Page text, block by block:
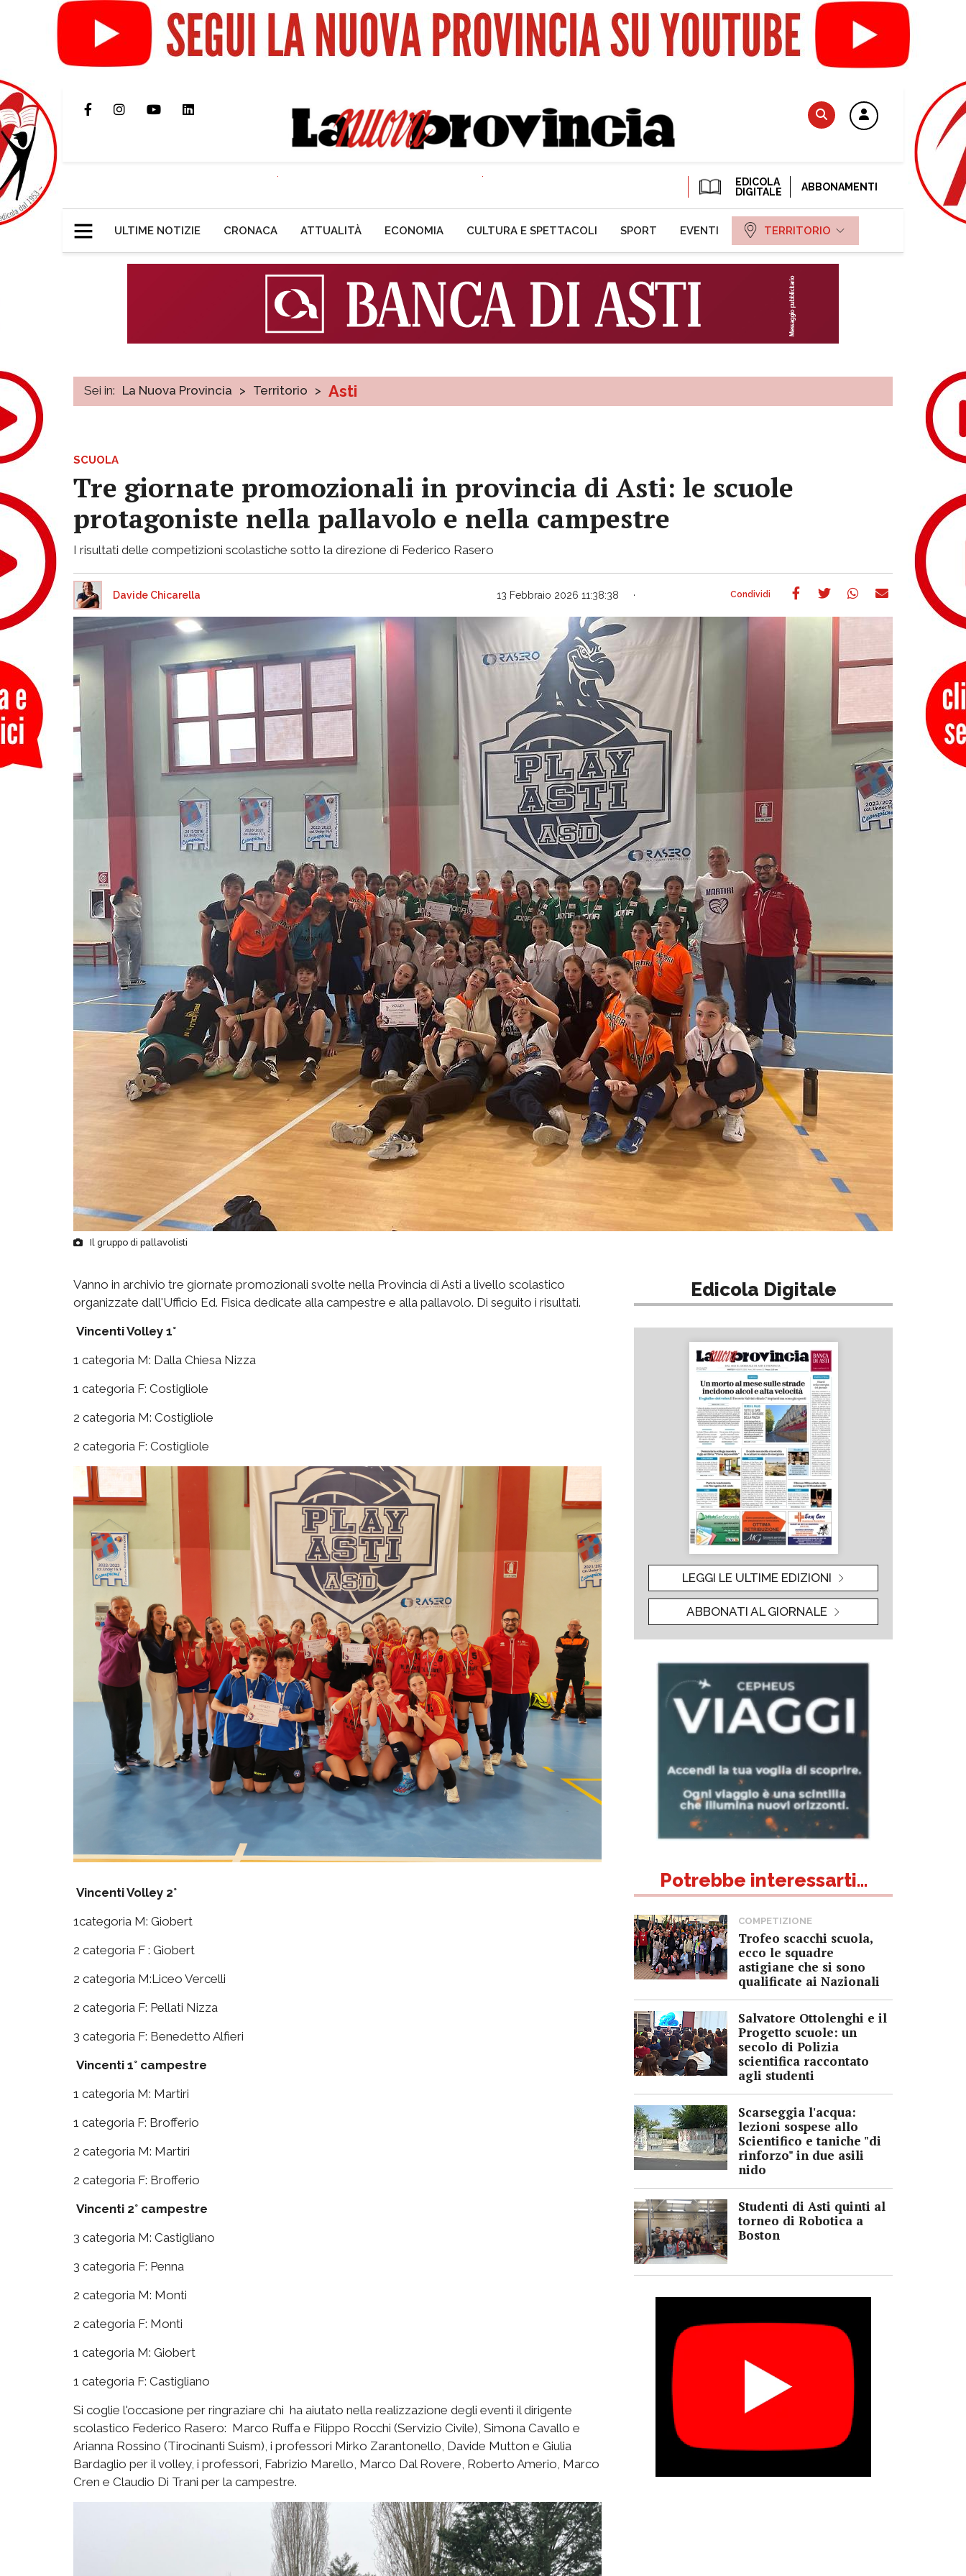
EDICOLA
DIGITALE
ABBONAMENTI
ULTIME NOTIZIE CRONACA ATTUALITÀ ECONOMIA CULTURA E SPETTACOLI SPORT EVENTI TERRITORIO
Sei in: La Nuova Provincia > Territorio > Asti
SCUOLA
Tre giornate promozionali in provincia di Asti: le scuole
protagoniste nella pallavolo e nella campestre
I risultati delle competizioni scolastiche sotto la direzione di Federico Rasero
Davide Chicarella 13 Febbraio 2026 11:38:38
Il gruppo di pallavolisti
Vanno in archivio tre giornate promozionali svolte nella Provincia di Asti a livello scolastico
organizzate dall'Ufficio Ed. Fisica dedicate alla campestre e alla pallavolo. Di seguito i risultati.
Vincenti Volley 1°
1 categoria M: Dalla Chiesa Nizza
1 categoria F: Costigliole
2 categoria M: Costigliole
2 categoria F: Costigliole
Vincenti Volley 2°
1categoria M: Giobert
2 categoria F : Giobert
2 categoria M:Liceo Vercelli
2 categoria F: Pellati Nizza
3 categoria F: Benedetto Alfieri
Vincenti 1° campestre
1 categoria M: Martiri
1 categoria F: Brofferio
2 categoria M: Martiri
2 categoria F: Brofferio
Vincenti 2° campestre
3 categoria M: Castigliano
3 categoria F: Penna
2 categoria M: Monti
2 categoria F: Monti
1 categoria M: Giobert
1 categoria F: Castigliano
Si coglie l'occasione per ringraziare chi ha aiutato nella realizzazione degli eventi il dirigente
scolastico Federico Rasero: Marco Ruffa e Filippo Rocchi (Servizio Civile), Simona Cavallo e
Arianna Rossino (Tirocinanti Suism), i professori Mirko Zarantonello, Davide Mutton e Giulia
Bardaglio per il volley, i professori, Fabrizio Marello, Marco Dal Rovere, Roberto Amerio, Marco
Cren e Claudio Di Trani per la campestre.
Edicola Digitale
LEGGI LE ULTIME EDIZIONI
ABBONATI AL GIORNALE
Potrebbe interessarti...
COMPETIZIONE
Trofeo scacchi scuola,
ecco le squadre
astigiane che si sono
qualificate ai Nazionali
Salvatore Ottolenghi e il
Progetto scuole: un
secolo di Polizia
scientifica raccontato
agli studenti
Scarseggia l'acqua:
lezioni sospese allo
Scientifico e taniche "di
rinforzo" in due asili
nido
Studenti di Asti quinti al
torneo di Robotica a
Boston